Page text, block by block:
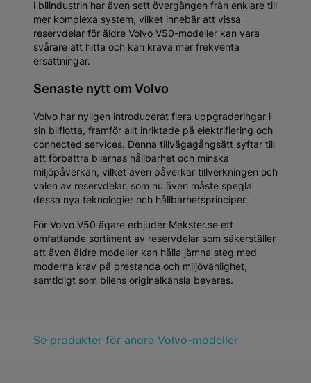
i bilindustrin har även sett övergången från enklare till
mer komplexa system, vilket innebär att vissa
reservdelar för äldre Volvo V50-modeller kan vara
svårare att hitta och kan kräva mer frekventa
ersättningar.
Senaste nytt om Volvo
Volvo har nyligen introducerat flera uppgraderingar i
sin bilflotta, framför allt inriktade på elektrifiering och
connected services. Denna tillvägagångsätt syftar till
att förbättra bilarnas hållbarhet och minska
miljöpåverkan, vilket även påverkar tillverkningen och
valen av reservdelar, som nu även måste spegla
dessa nya teknologier och hållbarhetsprinciper.
För Volvo V50 ägare erbjuder Mekster.se ett
omfattande sortiment av reservdelar som säkerställer
att även äldre modeller kan hålla jämna steg med
moderna krav på prestanda och miljövänlighet,
samtidigt som bilens originalkänsla bevaras.
Se produkter för andra Volvo-modeller